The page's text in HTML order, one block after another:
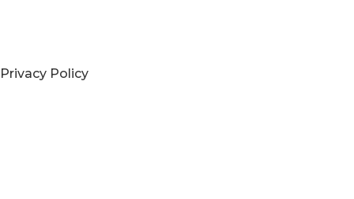
Privacy Policy